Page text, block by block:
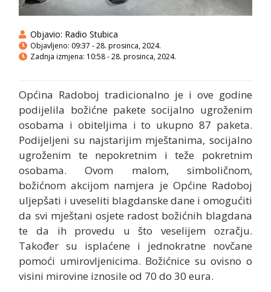
Objavio: Radio Stubica
Objavljeno: 09:37 - 28. prosinca, 2024.
Zadnja izmjena: 10:58 - 28. prosinca, 2024.
Općina Radoboj tradicionalno je i ove godine
podijelila božićne pakete socijalno ugroženim
osobama i obiteljima i to ukupno 87 paketa.
Podijeljeni su najstarijim mještanima, socijalno
ugroženim te nepokretnim i teže pokretnim
osobama. Ovom malom, simboličnom,
božićnom akcijom namjera je Općine Radoboj
uljepšati i uveseliti blagdanske dane i omogućiti
da svi mještani osjete radost božićnih blagdana
te da ih provedu u što veselijem ozračju.
Također su isplaćene i jednokratne novčane
pomoći umirovljenicima. Božićnice su ovisno o
visini mirovine iznosile od 70 do 30 eura.